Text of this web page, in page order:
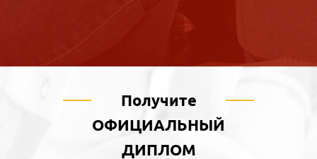
Получите
ОФИЦИАЛЬНЫЙ
ДИПЛОМ